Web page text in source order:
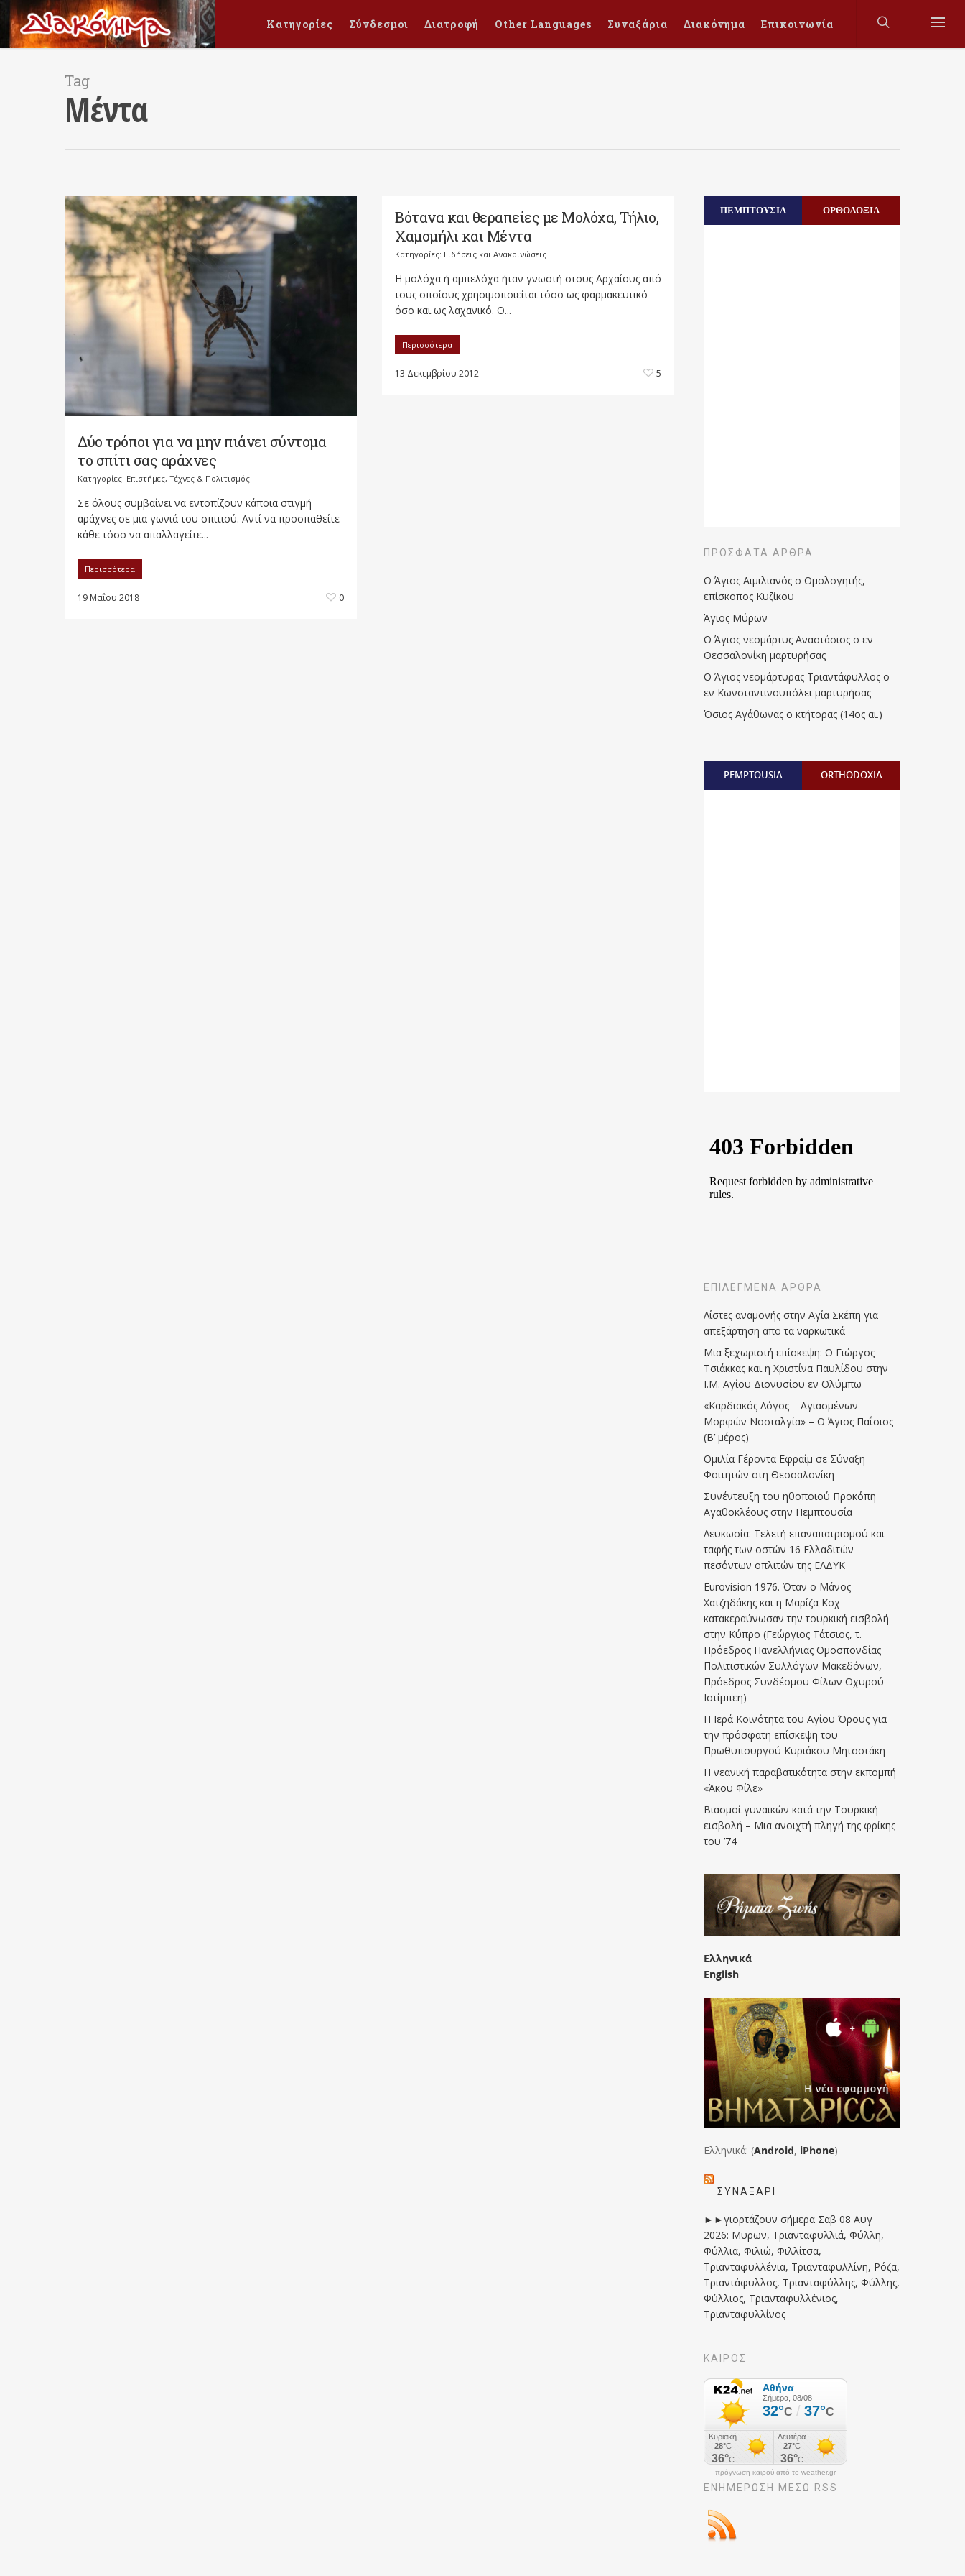
Κατηγορίες Σύνδεσμοι Διατροφή Other Languages Συναξάρια Διακόνημα Επικοινωνία
Tag
Μέντα
Δύο τρόποι για να μην πιάνει σύντομα
το σπίτι σας αράχνες
Κατηγορίες: Επιστήμες, Τέχνες & Πολιτισμός
Σε όλους συμβαίνει να εντοπίζουν κάποια στιγμή
αράχνες σε μια γωνιά του σπιτιού. Αντί να προσπαθείτε
κάθε τόσο να απαλλαγείτε...
Περισσότερα
19 Μαΐου 2018 0
Βότανα και θεραπείες με Μολόχα, Τήλιο,
Χαμομήλι και Μέντα
Κατηγορίες: Ειδήσεις και Ανακοινώσεις
Η μολόχα ή αμπελόχα ήταν γνωστή στους Αρχαίους από
τους οποίους χρησιμοποιείται τόσο ως φαρμακευτικό
όσο και ως λαχανικό. Ο...
Περισσότερα
13 Δεκεμβρίου 2012 5
ΠΕΜΠΤΟΥΣΙΑ ΟΡΘΟΔΟΞΙΑ
ΠΡΌΣΦΑΤΑ ΆΡΘΡΑ
Ο Άγιος Αιμιλιανός ο Ομολογητής,
επίσκοπος Κυζίκου
Άγιος Μύρων
Ο Άγιος νεομάρτυς Αναστάσιος ο εν
Θεσσαλονίκη μαρτυρήσας
Ο Άγιος νεομάρτυρας Τριαντάφυλλος ο
εν Κωνσταντινουπόλει μαρτυρήσας
Όσιος Αγάθωνας ο κτήτορας (14ος αι.)
PEMPTOUSIA ORTHODOXIA
ΕΠΙΛΕΓΜΈΝΑ ΆΡΘΡΑ
Λίστες αναμονής στην Αγία Σκέπη για
απεξάρτηση απο τα ναρκωτικά
Μια ξεχωριστή επίσκεψη: Ο Γιώργος
Τσιάκκας και η Χριστίνα Παυλίδου στην
Ι.Μ. Αγίου Διονυσίου εν Ολύμπω
«Καρδιακός Λόγος – Αγιασμένων
Μορφών Νοσταλγία» – Ο Άγιος Παΐσιος
(Β’ μέρος)
Ομιλία Γέροντα Εφραίμ σε Σύναξη
Φοιτητών στη Θεσσαλονίκη
Συνέντευξη του ηθοποιού Προκόπη
Αγαθοκλέους στην Πεμπτουσία
Λευκωσία: Τελετή επαναπατρισμού και
ταφής των οστών 16 Ελλαδιτών
πεσόντων οπλιτών της ΕΛΔΥΚ
Eurovision 1976. Όταν ο Μάνος
Χατζηδάκης και η Μαρίζα Κοχ
κατακεραύνωσαν την τουρκική εισβολή
στην Κύπρο (Γεώργιος Τάτσιος, τ.
Πρόεδρος Πανελλήνιας Ομοσπονδίας
Πολιτιστικών Συλλόγων Μακεδόνων,
Πρόεδρος Συνδέσμου Φίλων Οχυρού
Ιστίμπεη)
Η Ιερά Κοινότητα του Αγίου Όρους για
την πρόσφατη επίσκεψη του
Πρωθυπουργού Κυριάκου Μητσοτάκη
Η νεανική παραβατικότητα στην εκπομπή
«Άκου Φίλε»
Βιασμοί γυναικών κατά την Τουρκική
εισβολή – Μια ανοιχτή πληγή της φρίκης
του ’74
Ελληνικά
English
Ελληνικά: (Android, iPhone)
ΣΥΝΑΞΆΡΙ
►►γιορτάζουν σήμερα Σαβ 08 Αυγ
2026: Μυρων, Τριανταφυλλιά, Φύλλη,
Φύλλια, Φιλιώ, Φιλλίτσα,
Τριανταφυλλένια, Τριανταφυλλίνη, Ρόζα,
Τριαντάφυλλος, Τριανταφύλλης, Φύλλης,
Φύλλιος, Τριανταφυλλένιος,
Τριανταφυλλίνος
ΚΑΙΡΟΣ
πρόγνωση καιρού από το weather.gr
ΕΝΗΜΈΡΩΣΉ ΜΕΣΩ RSS